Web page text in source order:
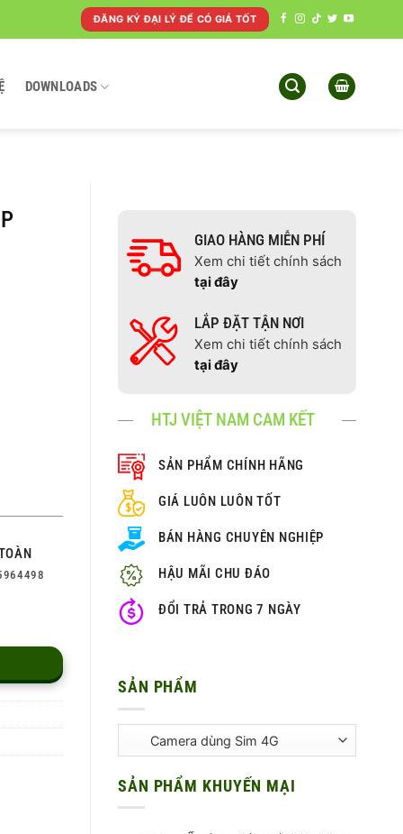
ĐĂNG KÝ ĐẠI LÝ ĐỂ CÓ GIÁ TỐT
DOWNLOADS
GIAO HÀNG MIỄN PHÍ
Xem chi tiết chính sách
tại đây
LẮP ĐẶT TẬN NƠI
Xem chi tiết chính sách
tại đây
HTJ VIỆT NAM CAM KẾT
SẢN PHẨM CHÍNH HÃNG
GIÁ LUÔN LUÔN TỐT
BÁN HÀNG CHUYÊN NGHIỆP
HẬU MÃI CHU ĐÁO
ĐỔI TRẢ TRONG 7 NGÀY
SẢN PHẨM
SẢN PHẨM KHUYẾN MẠI